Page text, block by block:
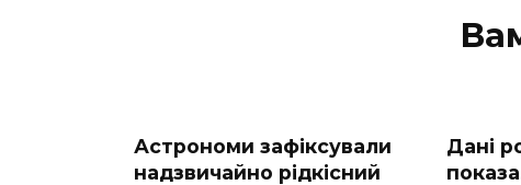
Астрономи зафіксували
надзвичайно рідкісний
Дані